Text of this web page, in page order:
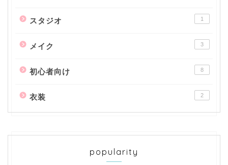
スタジオ 1
メイク 3
初心者向け 8
衣装 2
popularity